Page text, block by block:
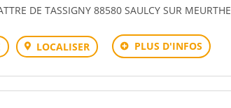
DE TASSIGNY 88580 SAULCY SUR MEURTHE
LOCALISER PLUS D'INFOS